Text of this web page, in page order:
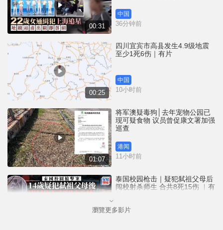
00:31
中国
36分钟前
00:25
四川宜宾市高县发生4.9级地震
至少1死6伤｜有片
中国
10小时前
01:07
将军澳疑毒狗│去年宠物公园已
现可疑食物 议员曾促康文署加强
巡查
港闻
11小时前
泰国校园枪击｜疑犯弑祖父母后
闯校射杀师生 合共8死15伤 ︱有
国际
瀏覽更多影片